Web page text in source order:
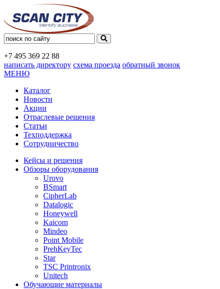
+7 495 369 22 88
написать директору схема проезда обратный звонок
МЕНЮ
Каталог
Новости
Акции
Отраслевые решения
Статьи
Техподдержка
Сотрудничество
Кейсы и решения
Обзоры оборудования
Urovo
BSmart
CipherLab
Datalogic
Honeywell
Kaicom
Mindeo
Point Mobile
PrehKeyTec
Star
TSC Printronix
Unitech
Обучающие материалы